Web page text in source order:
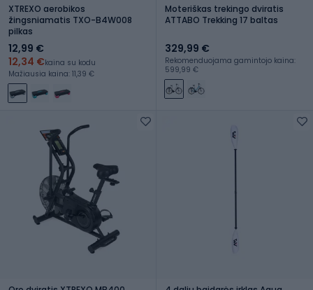
XTREXO aerobikos
žingsniamatis TXO-B4W008
pilkas
12,99 €
12,34 €kaina su kodu
Mažiausia kaina: 11,39 €
Moteriškas trekingo dviratis
ATTABO Trekking 17 baltas
329,99 €
Rekomenduojama gamintojo kaina:
599,99 €